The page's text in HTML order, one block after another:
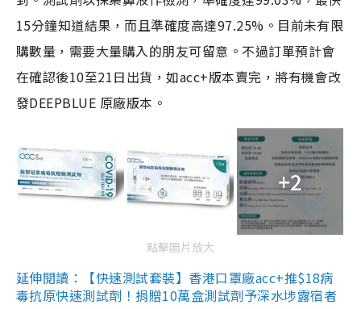
15分鐘知道結果，而且準確度高達97.25%。目前未有限
購數量，需要大量購入的朋友可留意。不過訂單預計會
在確認後10至21日出貨，如acc+版本賣完，將有機會改
發DEEPBLUE 原廠版本。
+2
點擊圖片放大
延伸閱讀：【快速測試套裝】香港口罩廠acc+推$18病
毒抗原快速測試劑！捐贈10萬盒測試劑予深水埗露宿者